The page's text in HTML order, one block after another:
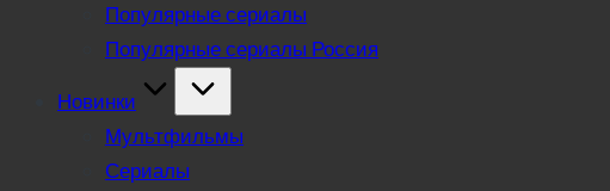
Популярные сериалы
Популярные сериалы Россия
Новинки
Мультфильмы
Сериалы